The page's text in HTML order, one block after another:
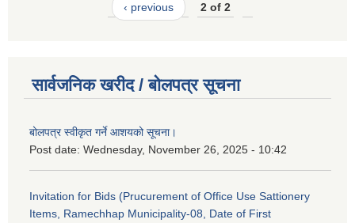
‹ previous 2 of 2
सार्वजनिक खरीद / बोलपत्र सूचना
बोलपत्र स्वीकृत गर्ने आशयको सूचना।
Post date: Wednesday, November 26, 2025 - 10:42
Invitation for Bids (Prucurement of Office Use Sattionery
Items, Ramechhap Municipality-08, Date of First